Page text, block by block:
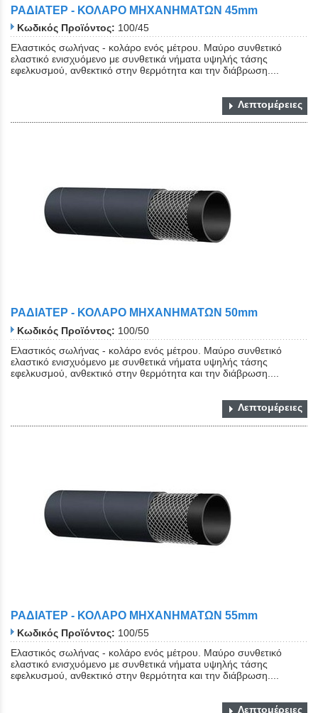
ΡΑΔΙΑΤΕΡ - ΚΟΛΑΡΟ ΜΗΧΑΝΗΜΑΤΩΝ 45mm
Κωδικός Προϊόντος: 100/45
Ελαστικός σωλήνας - κολάρο ενός μέτρου. Μαύρο συνθετικό
ελαστικό ενισχυόμενο με συνθετικά νήματα υψηλής τάσης
εφελκυσμού, ανθεκτικό στην θερμότητα και την διάβρωση....
Λεπτομέρειες
ΡΑΔΙΑΤΕΡ - ΚΟΛΑΡΟ ΜΗΧΑΝΗΜΑΤΩΝ 50mm
Κωδικός Προϊόντος: 100/50
Ελαστικός σωλήνας - κολάρο ενός μέτρου. Μαύρο συνθετικό
ελαστικό ενισχυόμενο με συνθετικά νήματα υψηλής τάσης
εφελκυσμού, ανθεκτικό στην θερμότητα και την διάβρωση....
Λεπτομέρειες
ΡΑΔΙΑΤΕΡ - ΚΟΛΑΡΟ ΜΗΧΑΝΗΜΑΤΩΝ 55mm
Κωδικός Προϊόντος: 100/55
Ελαστικός σωλήνας - κολάρο ενός μέτρου. Μαύρο συνθετικό
ελαστικό ενισχυόμενο με συνθετικά νήματα υψηλής τάσης
εφελκυσμού, ανθεκτικό στην θερμότητα και την διάβρωση....
Λεπτομέρειες